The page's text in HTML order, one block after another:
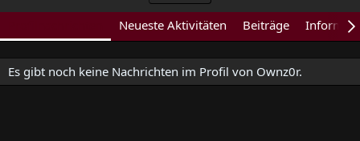
Neueste Aktivitäten Beiträge
Es gibt noch keine Nachrichten im Profil von Ownz0r.